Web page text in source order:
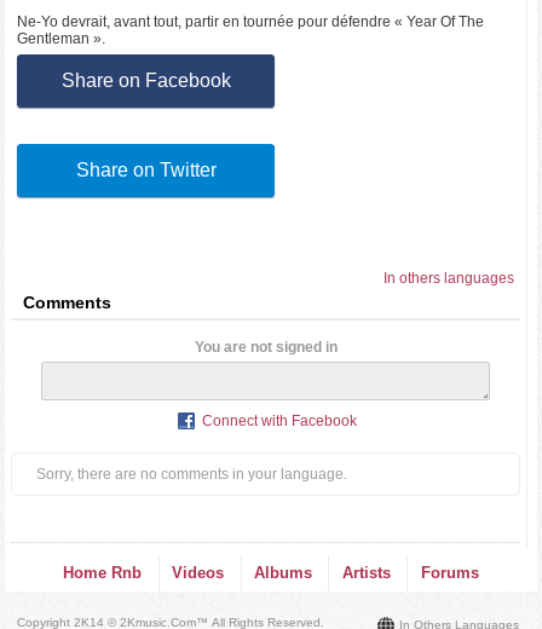
Ne-Yo devrait, avant tout, partir en tournée pour défendre « Year Of The
Gentleman ».
Share on Facebook
Share on Twitter
In others languages
Comments
You are not signed in
Connect with Facebook
Sorry, there are no comments in your language.
Home Rnb Videos Albums Artists Forums
In Others Languages
Copyright 2K14 © 2Kmusic.com™All Rights Reserved